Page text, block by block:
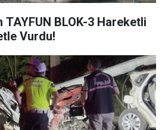
TAYFUN BLOK-3 Hareketli
Vurdu!